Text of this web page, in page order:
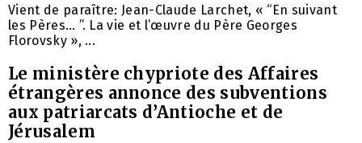
Vient de paraître: Jean-Claude Larchet, « “En suivant
les Pères… ”. La vie et l’œuvre du Père Georges
Florovsky », ...
Le ministère chypriote des Affaires
étrangères annonce des subventions
aux patriarcats d’Antioche et de
Jérusalem